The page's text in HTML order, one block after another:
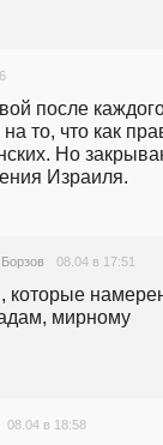
после
то, что как
Но
Израиля.
08.04 в 17:51
которые
мирному
08.04 в 18:58